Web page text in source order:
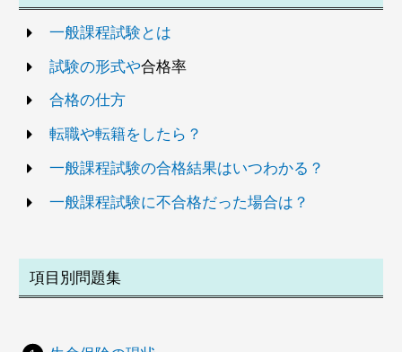
一般課程試験とは
試験の形式や合格率
合格の仕方
転職や転籍をしたら？
一般課程試験の合格結果はいつわかる？
一般課程試験に不合格だった場合は？
項目別問題集